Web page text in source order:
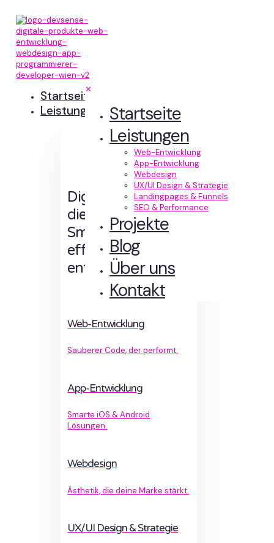
✕
Startseite
Leistungen
Web-Entwicklung
App-Entwicklung
Webdesign
UX/UI Design & Strategie
Landingpages & Funnels
SEO & Performance
Projekte
Blog
Über uns
Kontakt
Startseite
Leistungen
Digitale Erlebnisse,
die Sinn machen.
Smart designt und
effizient
entwickelt.
Web-Entwicklung
Sauberer Code, der performt.
App-Entwicklung
Smarte iOS & Android
Lösungen.
Webdesign
Ästhetik, die deine Marke stärkt.
UX/UI Design & Strategie